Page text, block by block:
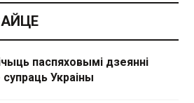
паспяховымі дзеянні
супраць Украіны